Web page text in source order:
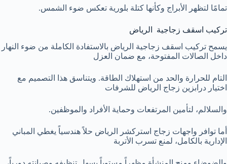
تمامًا لتظهر الأبراج وكأنها كتلة بلورية تعكس ضوء الشمس.
تركيب اسقف زجاجية الرياض
يسمح تركيب اسقف زجاجية الرياض بالاستفادة الكاملة من ضوء النهار
داخل الصالات المفتوحة، مع ضمان العزل
التام للحرارة والحد من استهلاك الطاقة. ويتناسق هذا التصميم مع
اختيار درابزين زجاج الرياض للشرفات
والسلالم، لتأمين المرتفعات وحماية الأفراد والموظفين.
أما توافر واجهات زجاج استركشر الرياض حلاً هندسياً يغطي المباني
الإدارية بالكامل، لمنع تسرب الأتربة